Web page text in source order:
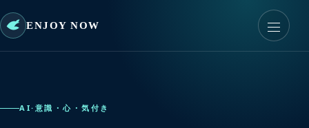
ENJOY NOW
AI· 意識・心・気付き